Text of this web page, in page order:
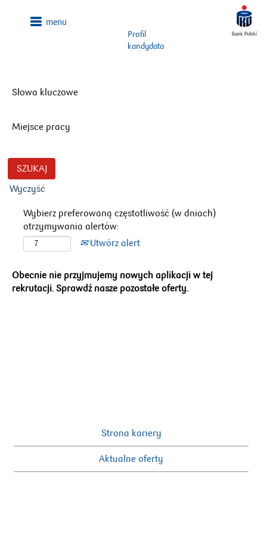
Profil
kandydata
Słowa kluczowe
Miejsce pracy
Wyczyść
Wybierz preferowaną częstotliwość (w dniach)
otrzymywania alertów:
Utwórz alert
Obecnie nie przyjmujemy nowych aplikacji w tej
rekrutacji. Sprawdź nasze pozostałe oferty.
Strona kariery
Aktualne oferty